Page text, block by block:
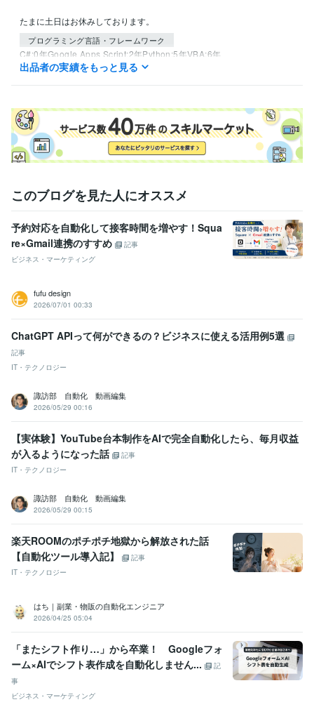
たまに土日はお休みしております。
プログラミング言語・フレームワーク
C#:0年Google Apps Script:2年Python:5年VBA:6年
使用した情報収集
ビジネス代行・事務代行 リサーチ全般
語学力
英語 日常会話レベル
出品者の実績をもっと見る
このブログを見た人にオススメ
予約対応を自動化して接客時間を増やす！Squa
re×Gmail連携のすすめ
記事
ビジネス・マーケティング
fufu design
2026/07/01 00:33
ChatGPT APIって何ができるの？ビジネスに使える活用例5選
記事
IT・テクノロジー
諏訪部 自動化 動画編集
2026/05/29 00:16
【実体験】YouTube台本制作をAIで完全自動化したら、毎月収益
が入るようになった話
記事
IT・テクノロジー
諏訪部 自動化 動画編集
2026/05/29 00:15
楽天ROOMのポチポチ地獄から解放された話
【自動化ツール導入記】
記事
IT・テクノロジー
はち｜副業・物販の自動化エンジニア
2026/04/25 05:04
「またシフト作り…」から卒業！ Googleフォ
ーム×AIでシフト表作成を自動化しません...
記
事
ビジネス・マーケティング